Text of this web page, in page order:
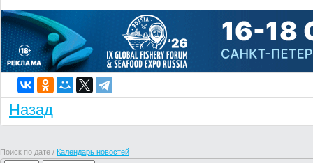
Назад
Поиск по дате / Календарь новостей